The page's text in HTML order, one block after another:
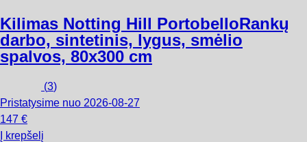
Kilimas Notting Hill PortobelloRankų
darbo, sintetinis, lygus, smėlio
spalvos, 80x300 cm
(3)
Pristatysime nuo 2026‑08‑27
147 €
Į krepšelį